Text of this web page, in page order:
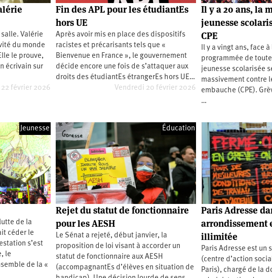
Afrique
Amérique
du
Nord
Amérique
latine
Europe
Moyen-
Orient
Océanie
Valérie
du monde
le prouve,
écrivain sur
février 2026
Fin des APL pour les étudiantEs
hors UE
Après avoir mis en place des dispositifs
racistes et précarisants tels que «
Bienvenue en France », le gouvernement
décide encore une fois de s’attaquer aux
droits des étudiantEs étrangerEs hors UE…
Vendredi 20 février 2026
Il y a 20 ans, la
jeunesse
CPE
Il y a vingt ans, face
programmée de
jeunesse scolarisée
massivement contre
embauche (CPE).
…
Jeunesse
de la
céder le
s’est
le
de la «
Éducation
Rejet du statut de fonctionnaire
pour les AESH
Le Sénat a rejeté, début janvier, la
proposition de loi visant à accorder un
statut de fonctionnaire aux AESH
(accompagnantEs d’élèves en situation de
Paris Adresse
arrondissement
illimitée
Paris Adresse est un
(centre d’action
Paris), chargé de la